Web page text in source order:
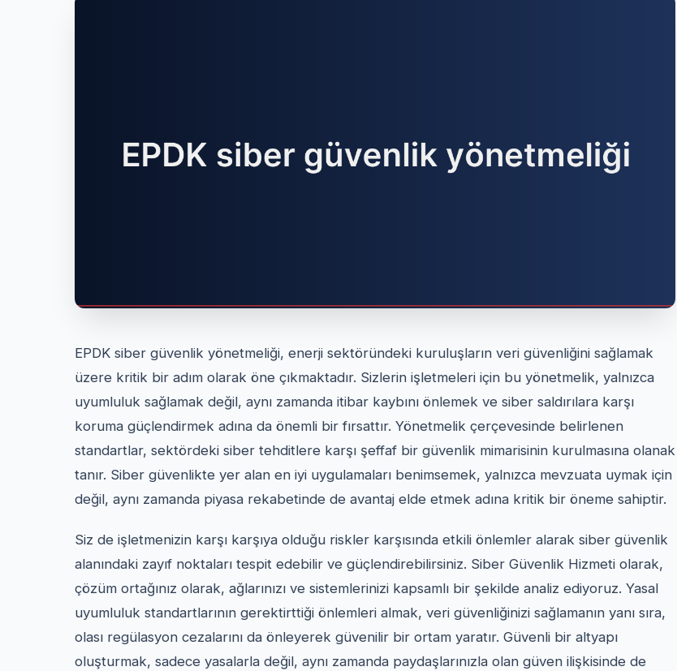
EPDK siber güvenlik yönetmeliği, enerji sektöründeki kuruluşların veri güvenliğini sağlamak
üzere kritik bir adım olarak öne çıkmaktadır. Sizlerin işletmeleri için bu yönetmelik, yalnızca
uyumluluk sağlamak değil, aynı zamanda itibar kaybını önlemek ve siber saldırılara karşı
koruma güçlendirmek adına da önemli bir fırsattır. Yönetmelik çerçevesinde belirlenen
standartlar, sektördeki siber tehditlere karşı şeffaf bir güvenlik mimarisinin kurulmasına olanak
tanır. Siber güvenlikte yer alan en iyi uygulamaları benimsemek, yalnızca mevzuata uymak için
değil, aynı zamanda piyasa rekabetinde de avantaj elde etmek adına kritik bir öneme sahiptir.
Siz de işletmenizin karşı karşıya olduğu riskler karşısında etkili önlemler alarak siber güvenlik
alanındaki zayıf noktaları tespit edebilir ve güçlendirebilirsiniz. Siber Güvenlik Hizmeti olarak,
çözüm ortağınız olarak, ağlarınızı ve sistemlerinizi kapsamlı bir şekilde analiz ediyoruz. Yasal
uyumluluk standartlarının gerektirttiği önlemleri almak, veri güvenliğinizi sağlamanın yanı sıra,
olası regülasyon cezalarını da önleyerek güvenilir bir ortam yaratır. Güvenli bir altyapı
oluşturmak, sadece yasalarla değil, aynı zamanda paydaşlarınızla olan güven ilişkisinde de